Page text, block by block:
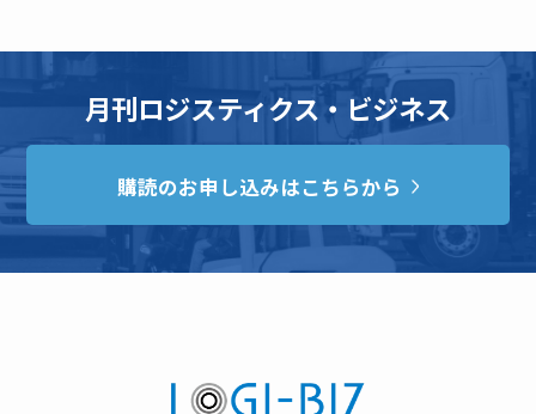
月刊ロジスティクス・ビジネス
購読のお申し込みはこちらから